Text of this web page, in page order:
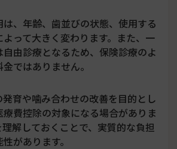
、年齢、歯並びの状態、使用する
って大きく変わります。また、一
由診療となるため、保険診療のよ
ではありません。
育や噛み合わせの改善を目的とし
費控除の対象になる場合がありま
解しておくことで、実質的な負担
があります。